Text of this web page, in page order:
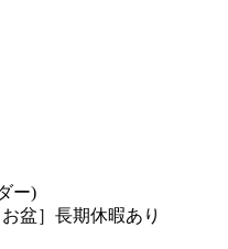
ー)
盆］長期休暇あり